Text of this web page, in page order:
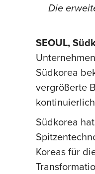
Die
SEOUL,
Südkorea
vergrößerte
Südkorea
Koreas für